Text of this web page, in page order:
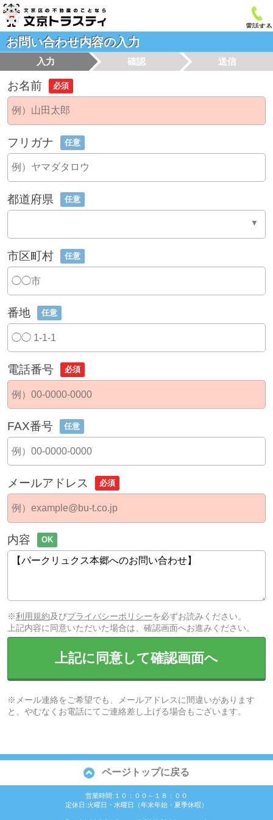
電話する
お問い合わせ内容の入力
入力 確認 送信
お名前 必須
フリガナ 任意
都道府県 任意
市区町村 任意
番地 任意
電話番号 必須
FAX番号 任意
メールアドレス 必須
内容 OK
※利用規約及びプライバシーポリシーを必ずお読みください。
上記内容に同意いただいた場合は、確認画面へお進みください。
上記に同意して確認画面へ
※メール連絡をご希望でも、メールアドレスに間違いがあります
と、やむなくお電話にてご連絡差し上げる場合もございます。
ページトップに戻る
営業時間:１０：００～１８：００
定休日:火曜日・水曜日（年末年始・夏季休暇）